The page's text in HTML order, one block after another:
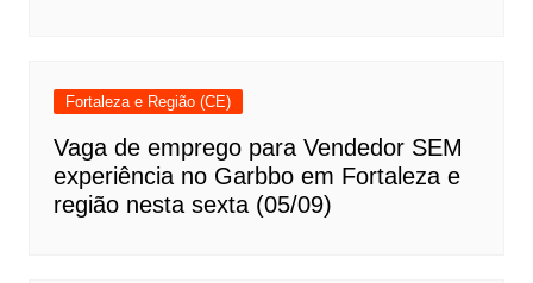
Fortaleza e Região (CE)
Vaga de emprego para Vendedor SEM
experiência no Garbbo em Fortaleza e
região nesta sexta (05/09)